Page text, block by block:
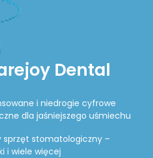
Dental
i niedrogie cyfrowe
dla jaśniejszego uśmiechu
sprzęt stomatologiczny –
i wiele więcej